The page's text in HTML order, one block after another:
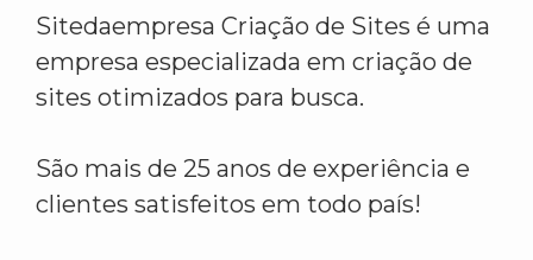
Sitedaempresa Criação de Sites é uma
empresa especializada em criação de
sites otimizados para busca.
São mais de 25 anos de experiência e
clientes satisfeitos em todo país!